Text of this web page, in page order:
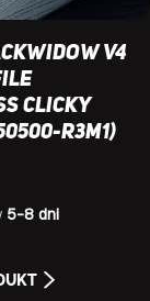
V4
Clicky
R3M1)
5-8 dni